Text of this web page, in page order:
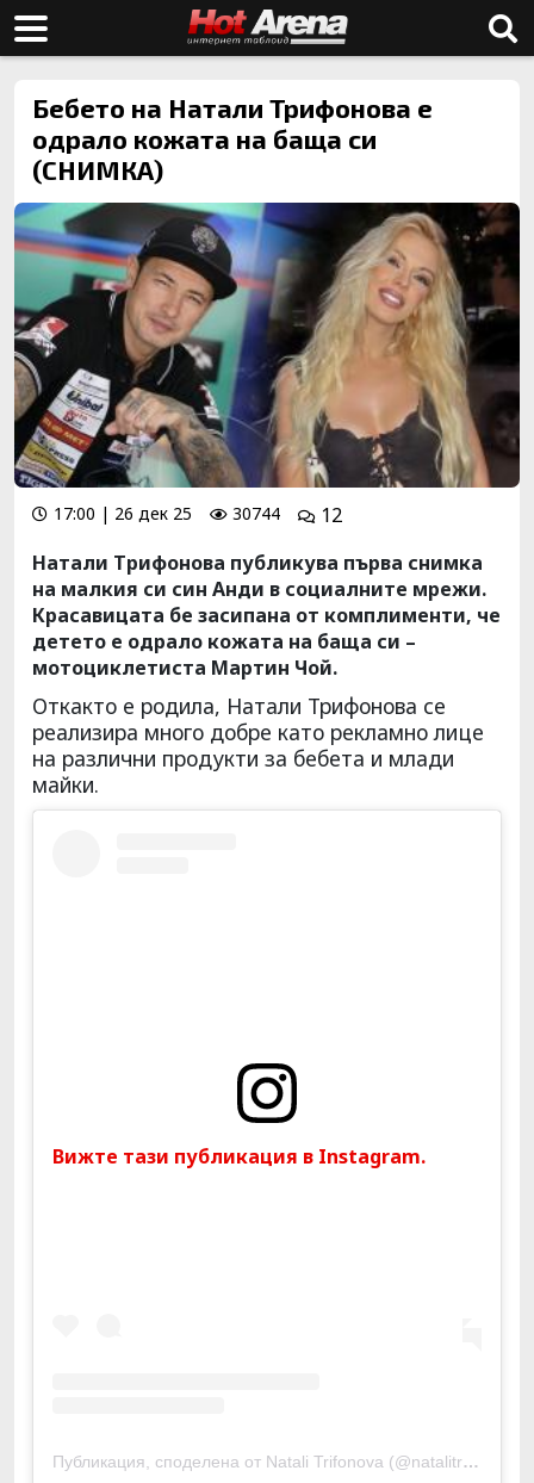
Бебето на Натали Трифонова е
одрало кожата на баща си
(СНИМКА)
17:00 | 26 дек 25 30744
12
Натали Трифонова публикува първа снимка
на малкия си син Анди в социалните мрежи.
Красавицата бе засипана от комплименти, че
детето е одрало кожата на баща си –
мотоциклетиста Мартин Чой.
Откакто е родила, Натали Трифонова се
реализира много добре като рекламно лице
на различни продукти за бебета и млади
майки.
Вижте тази публикация в Instagram.
Публикация, споделена от Natali Trifonova (@natalitrifonova)